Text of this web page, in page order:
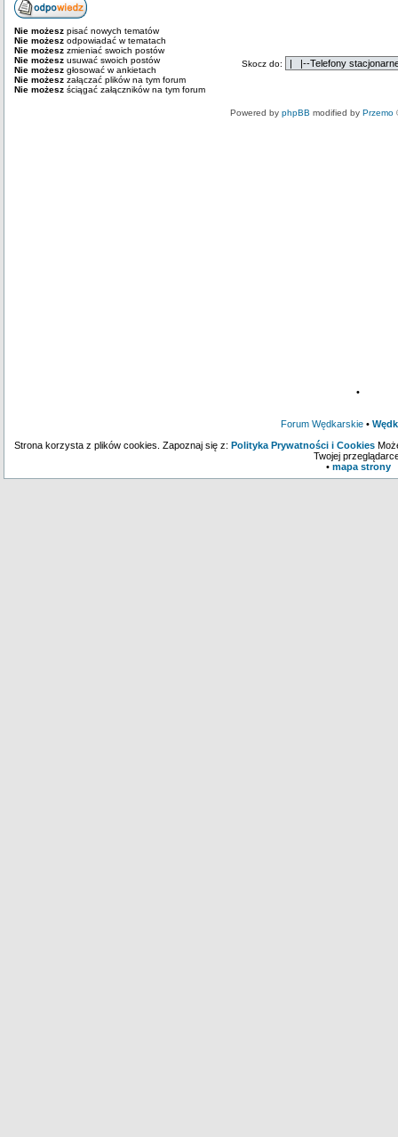
Nie możesz pisać nowych tematów
Nie możesz odpowiadać w tematach
Nie możesz zmieniać swoich postów
Nie możesz usuwać swoich postów
Nie możesz głosować w ankietach
Nie możesz załączać plików na tym forum
Nie możesz ściągać załączników na tym forum
Skocz do:
Powered by phpBB modified by Przemo
•
Forum Wędkarskie•
Strona korzysta z plików cookies. Zapoznaj się z: Polityka Prywatności i Cookies
Twojej
• mapa strony